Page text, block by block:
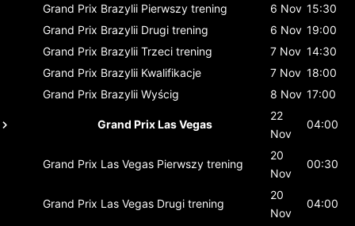
Grand Prix Brazylii Pierwszy trening 6 Nov 15:30
Grand Prix Brazylii Drugi trening 6 Nov 19:00
Grand Prix Brazylii Trzeci trening 7 Nov 14:30
Grand Prix Brazylii Kwalifikacje 7 Nov 18:00
Grand Prix Brazylii Wyścig 8 Nov 17:00
Grand Prix Las Vegas
22
Nov
04:00
Grand Prix Las Vegas Pierwszy trening
20
Nov
00:30
Grand Prix Las Vegas Drugi trening
20
Nov
04:00